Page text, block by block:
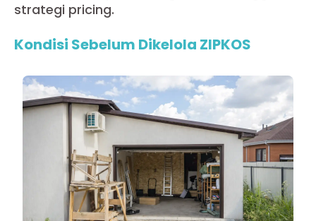
strategi pricing.
Kondisi Sebelum Dikelola ZIPKOS